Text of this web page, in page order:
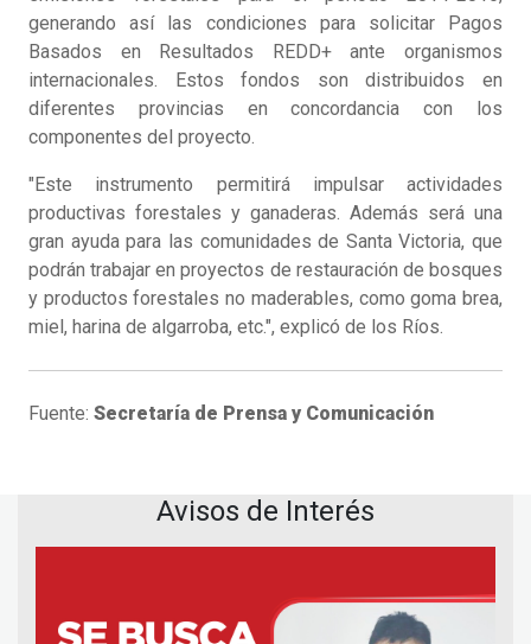
generando así las condiciones para solicitar Pagos
Basados en Resultados REDD+ ante organismos
internacionales. Estos fondos son distribuidos en
diferentes provincias en concordancia con los
componentes del proyecto.
"Este instrumento permitirá impulsar actividades
productivas forestales y ganaderas. Además será una
gran ayuda para las comunidades de Santa Victoria, que
podrán trabajar en proyectos de restauración de bosques
y productos forestales no maderables, como goma brea,
miel, harina de algarroba, etc.", explicó de los Ríos.
Fuente: Secretaría de Prensa y Comunicación
Avisos de Interés